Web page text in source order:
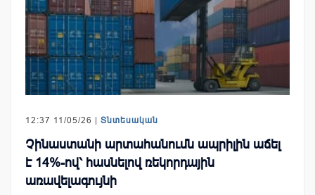
12:37 11/05/26 | Տնտեսական
Չինաստանի արտահանումն ապրիլին աճել
է 14%-ով՝ հասնելով ռեկորդային
առավելագույնի